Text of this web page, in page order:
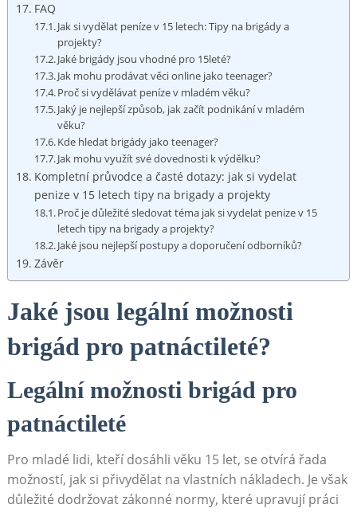
FAQ
Jak si vydělat peníze v 15 letech: Tipy na brigády a
projekty?
Jaké brigády jsou vhodné pro 15leté?
Jak mohu prodávat věci online jako teenager?
Proč si vydělávat peníze v mladém věku?
Jaký je nejlepší způsob, jak začít podnikání v mladém
věku?
Kde hledat brigády jako teenager?
Jak mohu využít své dovednosti k výdělku?
Kompletní průvodce a časté dotazy: jak si vydelat
penize v 15 letech tipy na brigady a projekty
Proč je důležité sledovat téma jak si vydelat penize v 15
letech tipy na brigady a projekty?
Jaké jsou nejlepší postupy a doporučení odborníků?
Závěr
Jaké jsou legální možnosti
brigád pro patnáctileté?
Legální možnosti brigád pro
patnáctileté
Pro mladé lidi, kteří dosáhli věku 15 let, se otvírá řada
možností, jak si přivydělat na vlastních nákladech. Je však
důležité dodržovat zákonné normy, které upravují práci